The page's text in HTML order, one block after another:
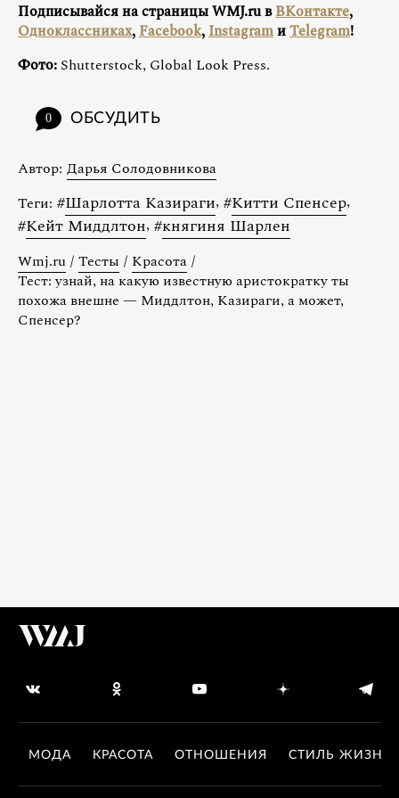
Подписывайся на страницы WMJ.ru вВКонтакте,
Одноклассниках,Facebook,InstagramиTelegram!
Фото: Shutterstock, Global Look Press.
0 ОБСУДИТЬ
Автор: Дарья Солодовникова
Теги: #Шарлотта Казираги, #Китти Спенсер,
#Кейт Миддлтон, #княгиня Шарлен
Wmj.ru / Тесты / Красота /
Тест: узнай, на какую известную аристократку ты
похожа внешне — Миддлтон, Казираги, а может,
Спенсер?
МОДА КРАСОТА ОТНОШЕНИЯ СТИЛЬ ЖИЗНИ